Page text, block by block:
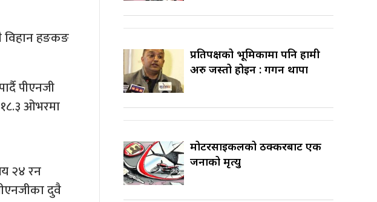
हङकङ
पीएनजी
ओभरमा
२४ रन
दुवै
प्रतिपक्षको भूमिकामा पनि हामी
अरु जस्तो होइन : गगन थापा
मोटरसाइकलको ठक्करबाट एक
जनाको मृत्यु